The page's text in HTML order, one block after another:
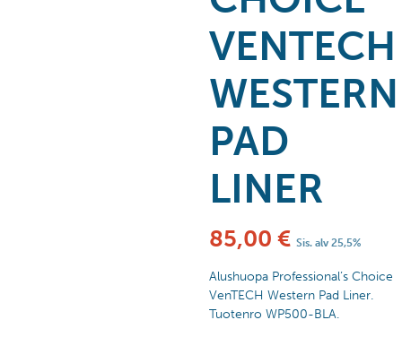
VENTECH
WESTERN
PAD
LINER
85,00 € Sis. alv 25,5%
Alushuopa Professional’s Choice
VenTECH Western Pad Liner.
Tuotenro WP500-BLA.